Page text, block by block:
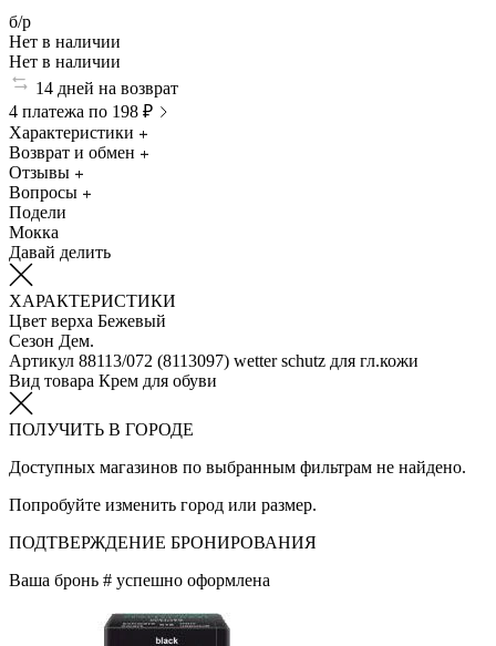
б/р
Нет в наличии
Нет в наличии
14 дней на возврат
4 платежа по 198 ₽
Характеристики
Возврат и обмен
Отзывы
Вопросы
Подели
Мокка
Давай делить
ХАРАКТЕРИСТИКИ
Цвет верха Бежевый
Сезон Дем.
Артикул 88113/072 (8113097) wetter schutz для гл.кожи
Вид товара Крем для обуви
ПОЛУЧИТЬ В ГОРОДЕ
Доступных магазинов по выбранным фильтрам не найдено.
Попробуйте изменить город или размер.
ПОДТВЕРЖДЕНИЕ БРОНИРОВАНИЯ
Ваша бронь # успешно оформлена